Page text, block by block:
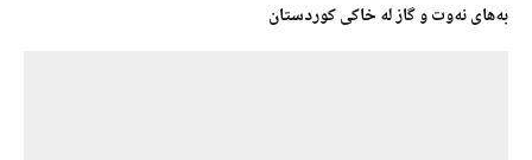
بەهای نەوت و گاز لە خاکی کوردستان